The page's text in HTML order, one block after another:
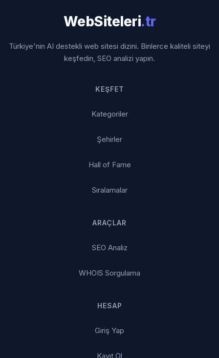
WebSiteleri.tr
Türkiye'nin AI destekli web sitesi dizini. Binlerce kaliteli siteyi
keşfedin, SEO analizi yapın.
KEŞFET
Kategoriler
Şehirler
Hall of Fame
Sıralamalar
ARAÇLAR
SEO Analiz
WHOIS Sorgulama
HESAP
Giriş Yap
Kayıt Ol